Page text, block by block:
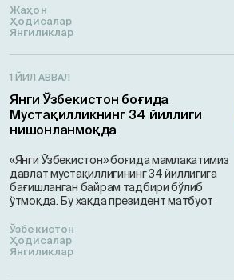
Жаҳон
Ҳодисалар
Янгиликлар
1 ЙИЛ АВВАЛ
Янги Ўзбекистон боғида
Мустақилликнинг 34 йиллиги
нишонланмоқда
«Янги Ўзбекистон» боғида мамлакатимиз
давлат мустақиллигининг 34 йиллигига
бағишланган байрам тадбири бўлиб
ўтмоқда. Бу хакда президент матбуот
Ўзбекистон
Ҳодисалар
Янгиликлар